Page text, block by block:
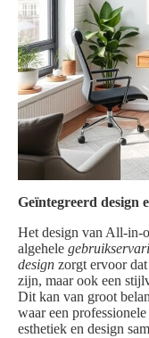
Geïntegreerd design
Het design van All-in-
algehele
design zorgt ervoor
zijn, maar ook een
Dit kan van groot
waar een
esthetiek en design